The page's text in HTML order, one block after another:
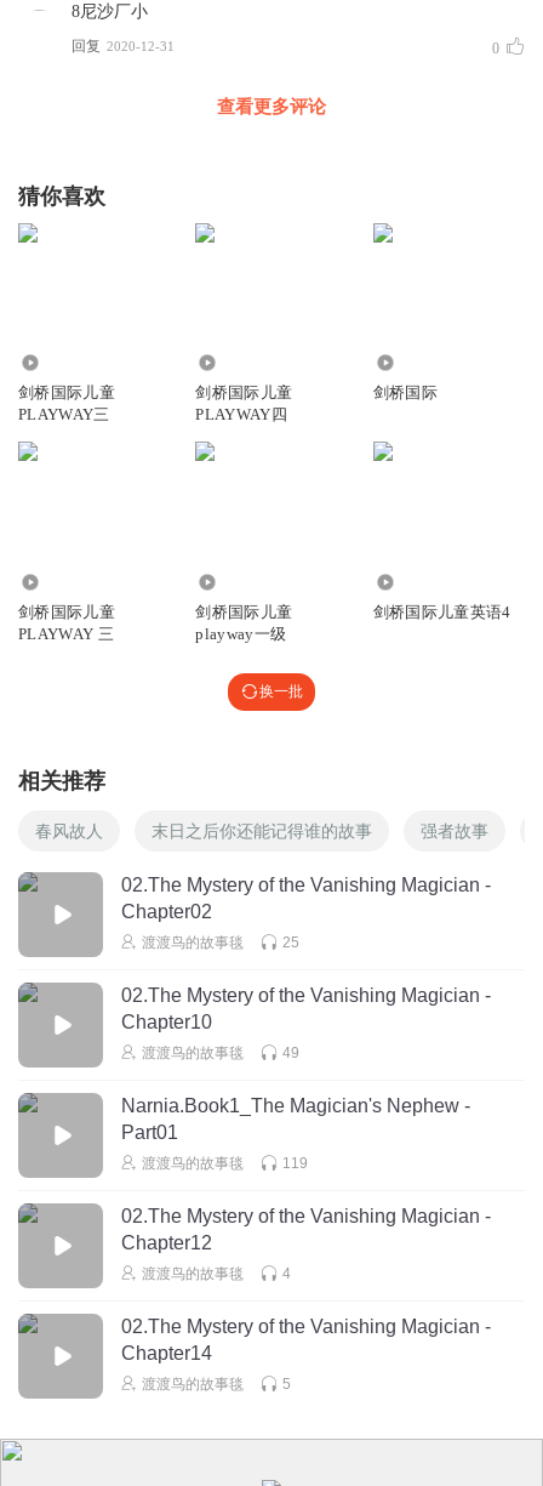
8尼沙厂小
回复 2020-12-31 0
查看更多评论
猜你喜欢
剑桥国际儿童
PLAYWAY三
剑桥国际儿童
PLAYWAY四
剑桥国际
剑桥国际儿童
PLAYWAY 三
剑桥国际儿童
playway一级
剑桥国际儿童英语4
换一批
相关推荐
春风故人 末日之后你还能记得谁的故事 强者故事
02.The Mystery of the Vanishing Magician -
Chapter02
渡渡鸟的故事毯 25
02.The Mystery of the Vanishing Magician -
Chapter10
渡渡鸟的故事毯 49
Narnia.Book1_The Magician's Nephew -
Part01
渡渡鸟的故事毯 119
02.The Mystery of the Vanishing Magician -
Chapter12
渡渡鸟的故事毯 4
02.The Mystery of the Vanishing Magician -
Chapter14
渡渡鸟的故事毯 5